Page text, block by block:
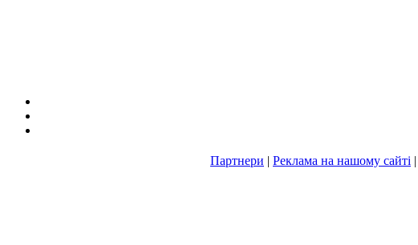
Партнери | Реклама на нашому сайті |